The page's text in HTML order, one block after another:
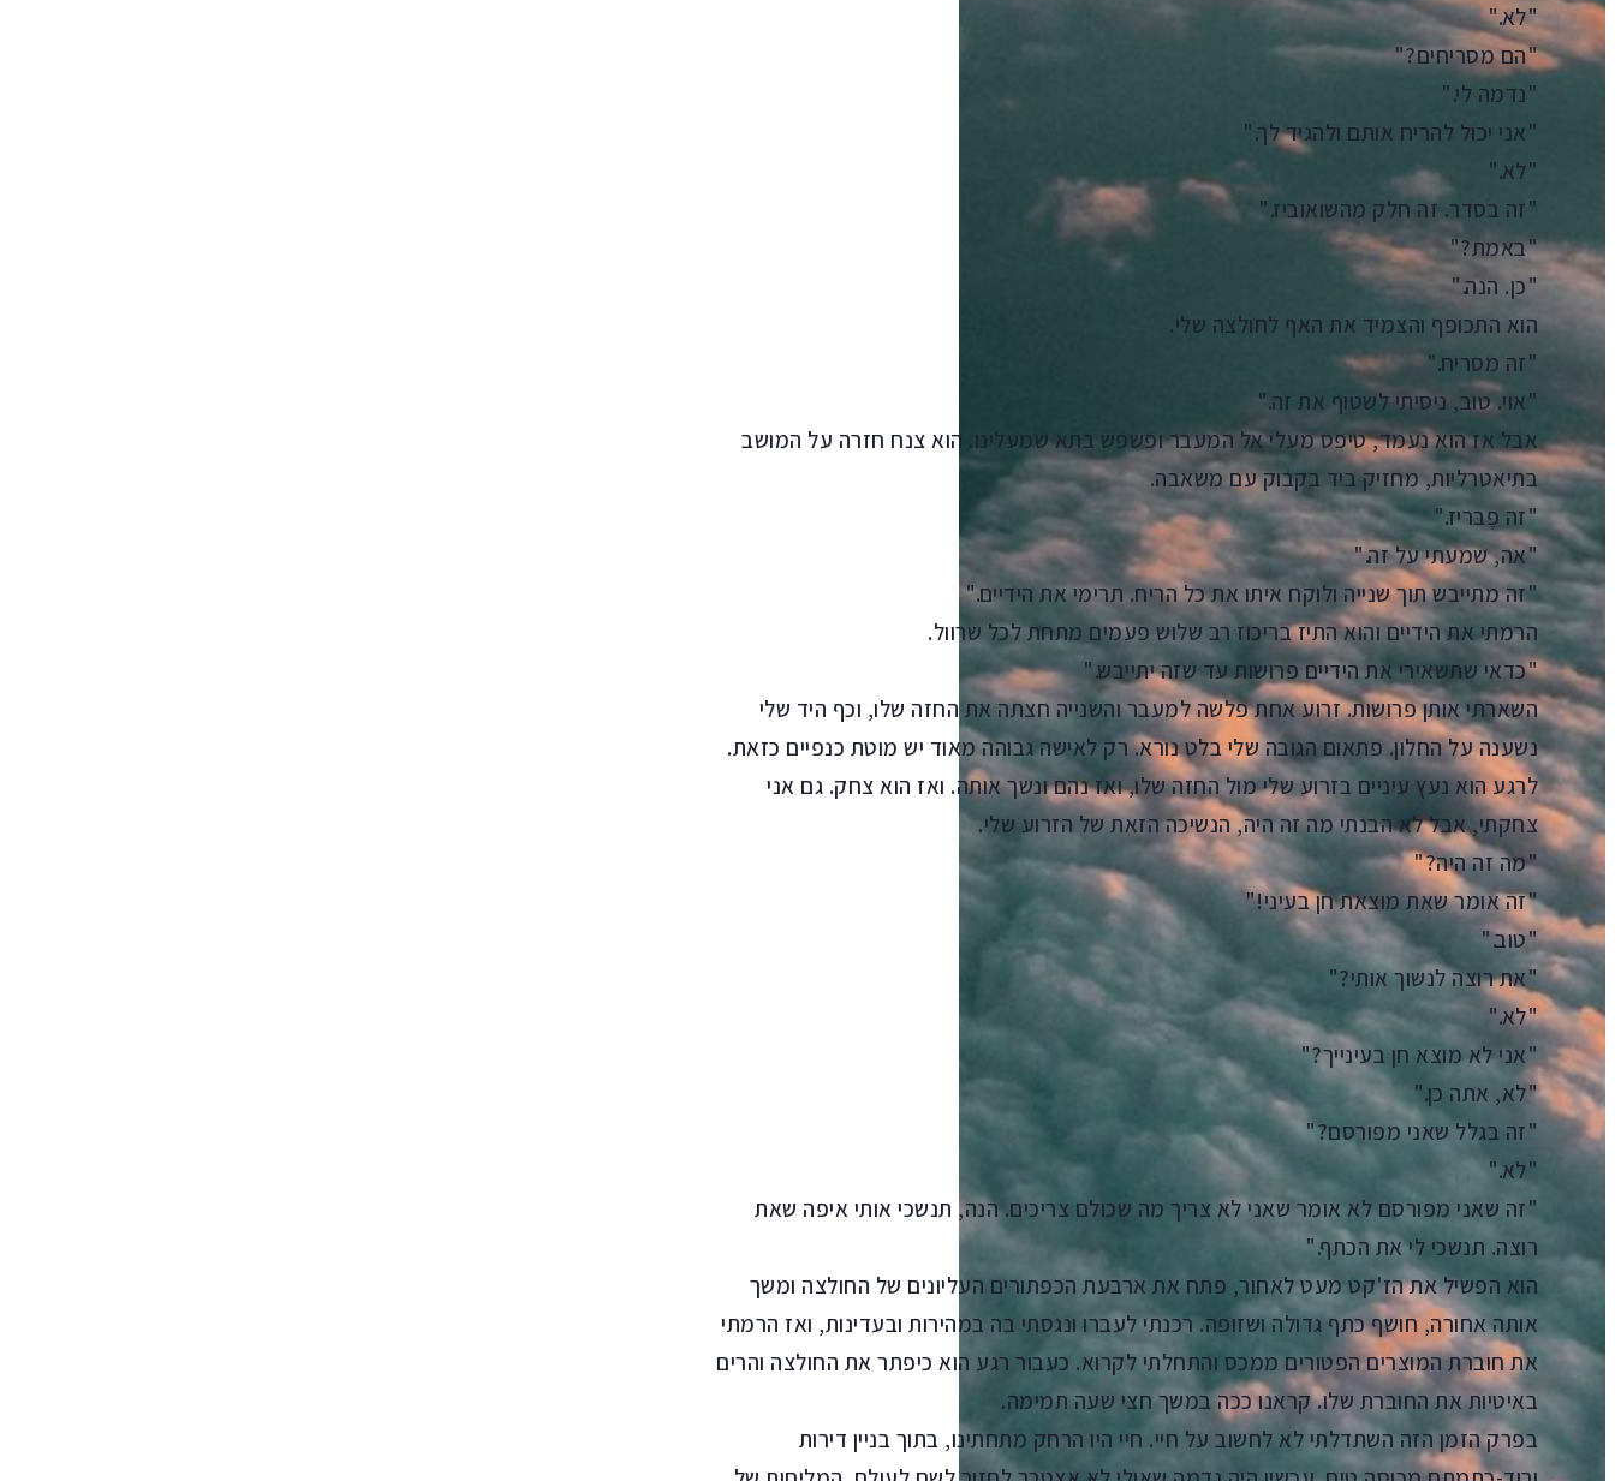
"לא."
"הם מסריחים?"
"נדמה לי."
"אני יכול להריח אותם ולהגיד לך."
"לא."
"זה בסדר. זה חלק מהשואוביז."
"באמת?"
"כן. הנה."
הוא התכופף והצמיד את האף לחולצה שלי.
"זה מסריח."
"אוי. טוב, ניסיתי לשטוף את זה."
אבל אז הוא נעמד, טיפס מעלי אל המעבר ופשפש בתא שמעלינו. הוא צנח חזרה על המושב
בתיאטרליות, מחזיק ביד בקבוק עם משאבה.
"זה פֶבּריז."
"אה, שמעתי על זה."
"זה מתייבש תוך שנייה ולוקח איתו את כל הריח. תרימי את הידיים."
הרמתי את הידיים והוא התיז בריכוז רב שלוש פעמים מתחת לכל שרוול.
"כדאי שתשאירי את הידיים פרושות עד שזה יתייבש."
השארתי אותן פרושות. זרוע אחת פלשה למעבר והשנייה חצתה את החזה שלו, וכף היד שלי
נשענה על החלון. פתאום הגובה שלי בלט נורא. רק לאישה גבוהה מאוד יש מוטת כנפיים כזאת.
לרגע הוא נעץ עיניים בזרוע שלי מול החזה שלו, ואז נהם ונשך אותה. ואז הוא צחק. גם אני
צחקתי, אבל לא הבנתי מה זה היה, הנשיכה הזאת של הזרוע שלי.
"מה זה היה?"
"זה אומר שאת מוצאת חן בעיני!"
"טוב."
"את רוצה לנשוך אותי?"
"לא."
"אני לא מוצא חן בעינייך?"
"לא, אתה כן."
"זה בגלל שאני מפורסם?"
"לא."
"זה שאני מפורסם לא אומר שאני לא צריך מה שכולם צריכים. הנה, תנשכי אותי איפה שאת
רוצה. תנשכי לי את הכתף."
הוא הפשיל את הז'קט מעט לאחור, פתח את ארבעת הכפתורים העליונים של החולצה ומשך
אותה אחורה, חושף כתף גדולה ושזופה. רכנתי לעברו ונגסתי בה במהירות ובעדינות, ואז הרמתי
את חוברת המוצרים הפטורים ממכס והתחלתי לקרוא. כעבור רגע הוא כיפתר את החולצה והרים
באיטיות את החוברת שלו. קראנו ככה במשך חצי שעה תמימה.
בפרק הזמן הזה השתדלתי לא לחשוב על חיי. חיי היו הרחק מתחתינו, בתוך בניין דירות